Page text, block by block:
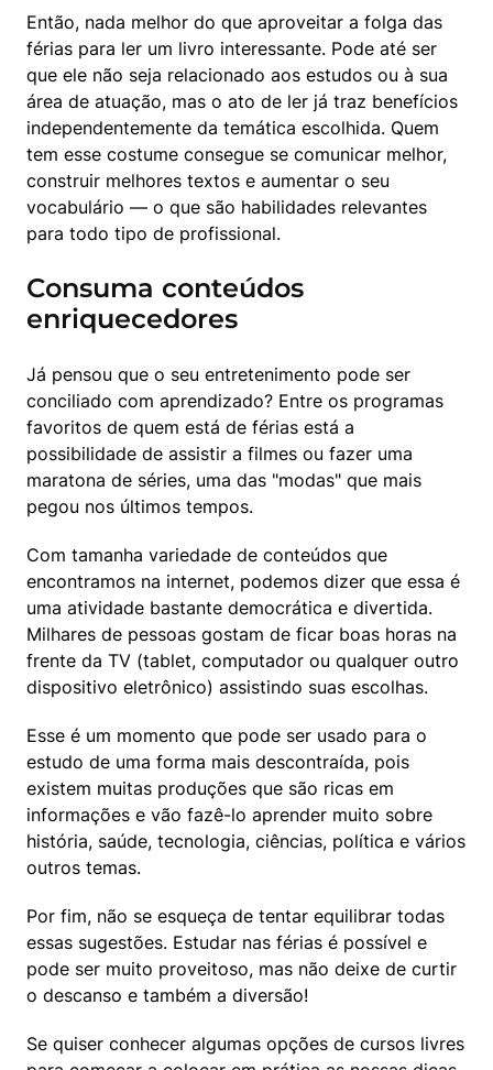
Então, nada melhor do que aproveitar a folga das
férias para ler um livro interessante. Pode até ser
que ele não seja relacionado aos estudos ou à sua
área de atuação, mas o ato de ler já traz benefícios
independentemente da temática escolhida. Quem
tem esse costume consegue se comunicar melhor,
construir melhores textos e aumentar o seu
vocabulário — o que são habilidades relevantes
para todo tipo de profissional.
Consuma conteúdos
enriquecedores
Já pensou que o seu entretenimento pode ser
conciliado com aprendizado? Entre os programas
favoritos de quem está de férias está a
possibilidade de assistir a filmes ou fazer uma
maratona de séries, uma das "modas" que mais
pegou nos últimos tempos.
Com tamanha variedade de conteúdos que
encontramos na internet, podemos dizer que essa é
uma atividade bastante democrática e divertida.
Milhares de pessoas gostam de ficar boas horas na
frente da TV (tablet, computador ou qualquer outro
dispositivo eletrônico) assistindo suas escolhas.
Esse é um momento que pode ser usado para o
estudo de uma forma mais descontraída, pois
existem muitas produções que são ricas em
informações e vão fazê-lo aprender muito sobre
história, saúde, tecnologia, ciências, política e vários
outros temas.
Por fim, não se esqueça de tentar equilibrar todas
essas sugestões. Estudar nas férias é possível e
pode ser muito proveitoso, mas não deixe de curtir
o descanso e também a diversão!
Se quiser conhecer algumas opções de cursos livres